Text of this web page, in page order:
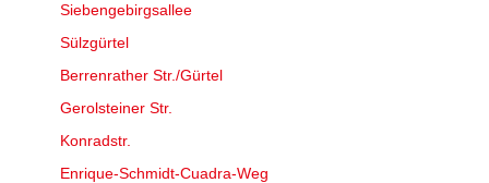
Siebengebirgsallee
Sülzgürtel
Berrenrather Str./Gürtel
Gerolsteiner Str.
Konradstr.
Enrique-Schmidt-Cuadra-Weg